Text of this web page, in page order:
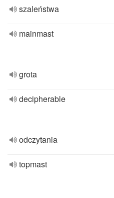
szaleństwa
mainmast
grota
decipherable
odczytania
topmast